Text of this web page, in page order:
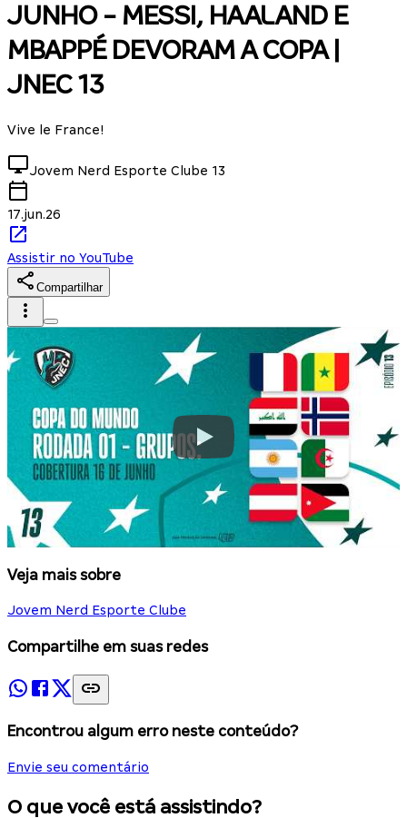
JUNHO - MESSI, HAALAND E
MBAPPÉ DEVORAM A COPA |
JNEC 13
Vive le France!
Jovem Nerd Esporte Clube 13
17.jun.26
Assistir no YouTube
Compartilhar
Veja mais sobre
Jovem Nerd Esporte Clube
Compartilhe em suas redes
Encontrou algum erro neste conteúdo?
Envie seu comentário
O que você está assistindo?